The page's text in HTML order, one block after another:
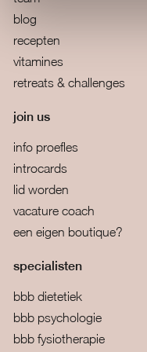
blog
recepten
vitamines
retreats & challenges
join us
info proefles
introcards
lid worden
vacature coach
een eigen boutique?
specialisten
bbb dietetiek
bbb psychologie
bbb fysiotherapie